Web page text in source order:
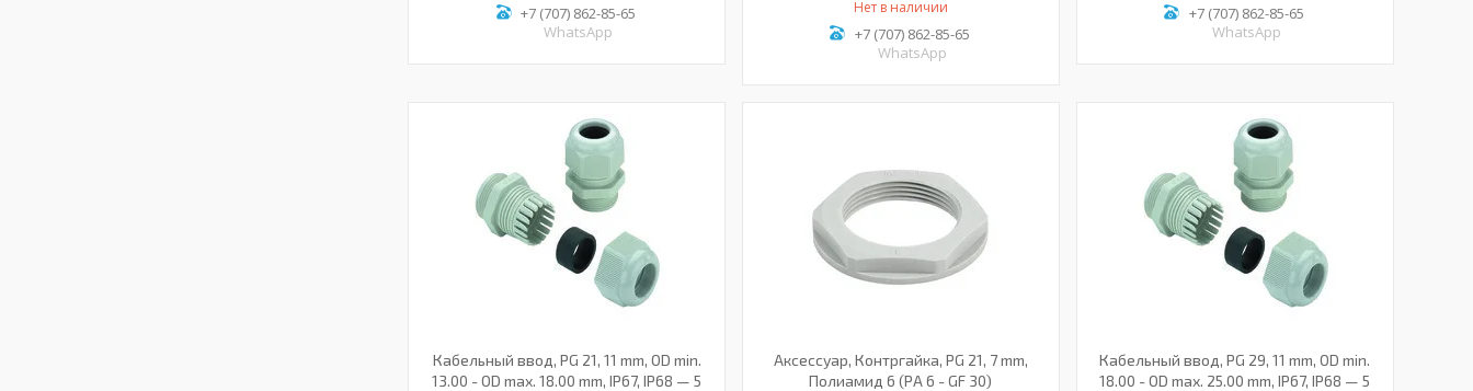
+7 (707) 862-85-65
WhatsApp
Нет в наличии
+7 (707) 862-85-65
WhatsApp
+7 (707) 862-85-65
WhatsApp
Кабельный ввод, PG 21, 11 mm, OD min.
13.00 - OD max. 18.00 mm, IP67, IP68 — 5
Аксессуар, Контргайка, PG 21, 7 mm,
Полиамид 6 (PA 6 - GF 30)
Кабельный ввод, PG 29, 11 mm, OD min.
18.00 - OD max. 25.00 mm, IP67, IP68 — 5